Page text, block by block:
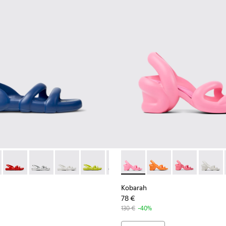
homme.
Pour homme.
blanc.
- Sandales jaunes.
011 - Sandales bleues.
- K100957-006 - Sandales unisexe vertes
Flat - K100957-005 - Sandales unisexe multicolores
Kobarah Flat - K100957-004 - Sandales unisexe
Kobarah Flat - K100957-003 - Sandales unisexe
Kobarah Flat - K100957-001 - Sandales
K100957-021 - Sandales synthétiques bleues Pour homme.
Flat - K100957-018 - Sandales synthétiques vertes Pour
Kobarah Flat - K100957-015 - Sandales rouges.
Kobarah Flat - K100957-014 - Sandales argentée.
Kobarah Flat - K100957-013 - Sandales blanc.
Kobarah Flat - K100957-012 - Sandales
Kobarah Flat - K100957-011 -
Kobarah Flat - K100957-
Kobarah Flat -
Kobarah
Kobarah - K100839-008 -
Kobarah - K100839-
Kobarah -
Kobarah
78 €
130 € -40%